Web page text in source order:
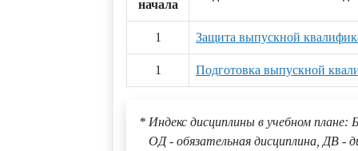
начала
1 Защита выпускной
1 Подготовка выпускной
* Индекс дисциплины в учебном плане:
ОД - обязательная дисциплина, ДВ -